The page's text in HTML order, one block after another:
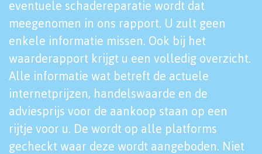
eventuele schadereparatie wordt dat
meegenomen in ons rapport. U zult geen
enkele informatie missen. Ook bij het
waarderapport krijgt u een volledig overzicht.
Alle informatie wat betreft de actuele
internetprijzen, handelswaarde en de
adviesprijs voor de aankoop staan op een
rijtje voor u. De wordt op alle platforms
gecheckt waar deze wordt aangeboden. Niet